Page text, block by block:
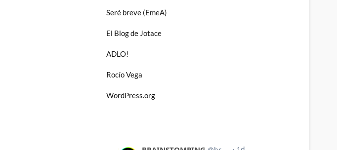
Seré breve (EmeA)
El Blog de Jotace
ADLO!
Rocío Vega
WordPress.org